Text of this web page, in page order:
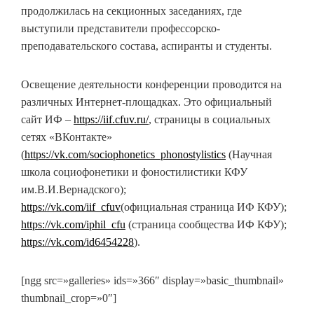
продолжилась на секционных заседаниях, где
выступили представители профессорско-
преподавательского состава, аспиранты и студенты.
Освещение деятельности конференции проводится на
различных Интернет-площадках. Это официальный
сайт ИФ – https://iif.cfuv.ru/, страницы в социальных
сетях «ВКонтакте»
(https://vk.com/sociophonetics_phonostylistics (Научная
школа социофонетики и фоностилистики КФУ
им.В.И.Вернадского);
https://vk.com/iif_cfuv(официальная страница ИФ КФУ);
https://vk.com/iphil_cfu (страница сообщества ИФ КФУ);
https://vk.com/id6454228).
[ngg src=»galleries» ids=»366″ display=»basic_thumbnail»
thumbnail_crop=»0″]